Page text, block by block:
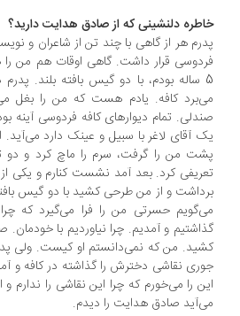
دلنشینی که از صادق هدایت دارید؟
هر از گاهی با چند تن از شاعران و نویسنده‌ها
5 ساله بودم، با دو گیس بافته بلند. پدرم
کافه. یادم هست که من را بغل
تمام دیوارهای کافه فردوسی آینه بود. در
آقای لاغر با سبیل و عینک دارد می‌آید. او
من را گرفت، سرم را ماچ کرد و دو تا
کرد. بعد آمد نشست کنارم و یکی از
و از من طرحی کشید با دو گیس بافته. هر
حسرتی من را فرا می‌گیرد که چرا آن
و آمدیم. چرا نیاوردیم با خودمان. صادق
من که نمی‌دانستم او کیست. ولی پدرم
نقاشی دخترش را گذاشته در کافه و آمده
را می‌خورم که چرا این نقاشی را ندارم و این
صادق هدایت را دیدم.